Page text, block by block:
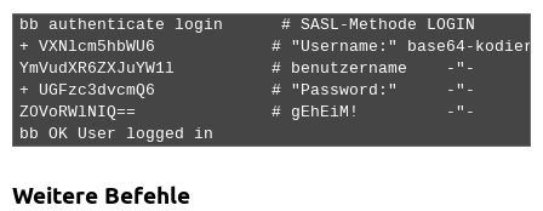
bb authenticate login      # SASL-Methode LOGIN
+ VXNlcm5hbWU6            # "Username:" base64-kodiert
YmVudXR6ZXJuYW1l          # benutzername    -"-
+ UGFzc3dvcmQ6            # "Password:"     -"-
Z0VoRWlNIQ==              # gEhEiM!         -"-
bb OK User logged in
Weitere Befehle